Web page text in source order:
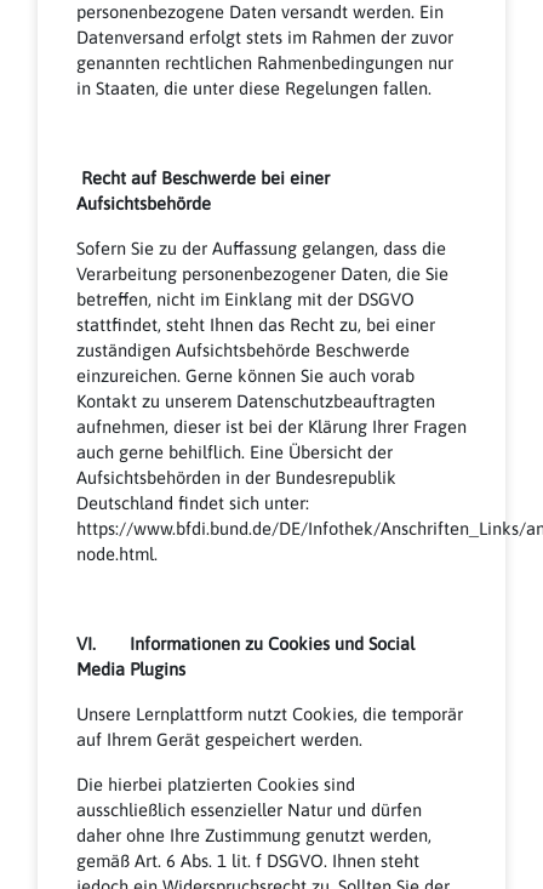
personenbezogene Daten versandt werden. Ein
Datenversand erfolgt stets im Rahmen der zuvor
genannten rechtlichen Rahmenbedingungen nur
in Staaten, die unter diese Regelungen fallen.
Recht auf Beschwerde bei einer
Aufsichtsbehörde
Sofern Sie zu der Auffassung gelangen, dass die
Verarbeitung personenbezogener Daten, die Sie
betreffen, nicht im Einklang mit der DSGVO
stattfindet, steht Ihnen das Recht zu, bei einer
zuständigen Aufsichtsbehörde Beschwerde
einzureichen. Gerne können Sie auch vorab
Kontakt zu unserem Datenschutzbeauftragten
aufnehmen, dieser ist bei der Klärung Ihrer Fragen
auch gerne behilflich. Eine Übersicht der
Aufsichtsbehörden in der Bundesrepublik
Deutschland findet sich unter:
https://www.bfdi.bund.de/DE/Infothek/Anschriften_Links/
node.html.
VI. Informationen zu Cookies und Social
Media Plugins
Unsere Lernplattform nutzt Cookies, die temporär
auf Ihrem Gerät gespeichert werden.
Die hierbei platzierten Cookies sind
ausschließlich essenzieller Natur und dürfen
daher ohne Ihre Zustimmung genutzt werden,
gemäß Art. 6 Abs. 1 lit. f DSGVO. Ihnen steht